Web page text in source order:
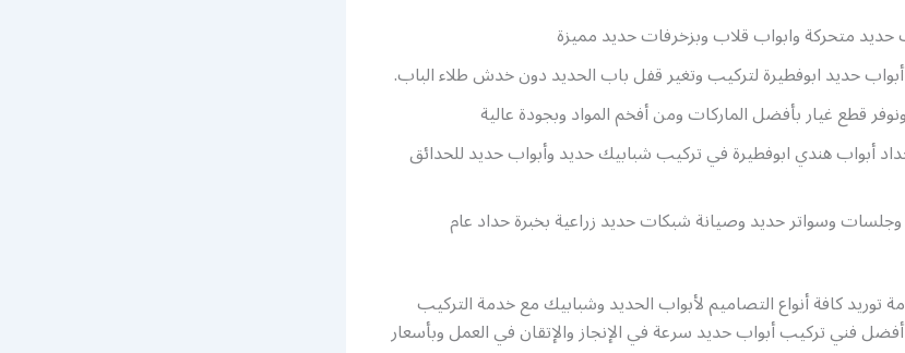
متحركة وابواب قلاب وبزخرفات حديد مميزة
حديد ابوفطيرة لتركيب وتغير قفل باب الحديد دون خدش طلاء الباب.
قطع غيار بأفضل الماركات ومن أفخم المواد وبجودة عالية
أبواب هندي ابوفطيرة في تركيب شبابيك حديد وأبواب حديد للحدائق
وجلسات وسواتر حديد وصيانة شبكات حديد زراعية بخبرة حداد عام
خدمة توريد كافة أنواع التصاميم لأبواب الحديد وشبابيك مع خدمة التركيب
فني تركيب أبواب حديد سرعة في الإنجاز والإتقان في العمل وبأسعار